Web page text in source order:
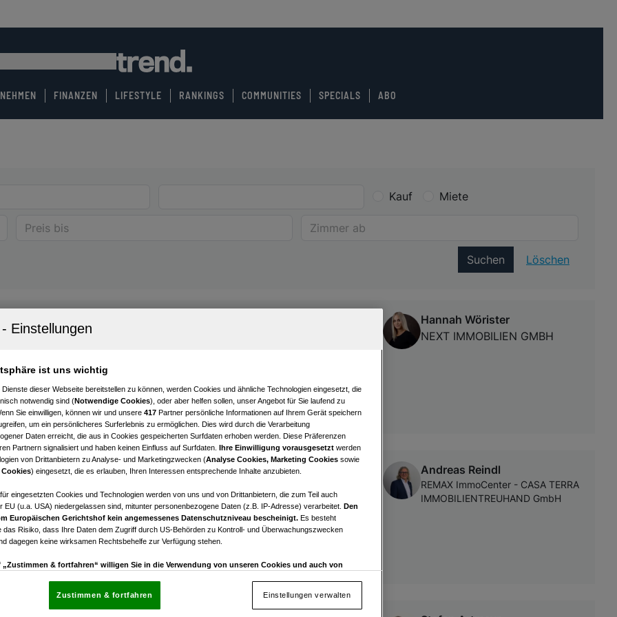
FINANZEN LIFESTYLE RANKINGS COMMUNITIES SPECIALS ABO
Kauf Miete
Suchen Löschen
Baugrundstück mit toller Aussicht für Ihr Eigenheim in
Hannah Wörister
NEXT IMMOBILIEN GMBH
€ 1.021.785,00
Kaufpreis
Andreas Reindl
REMAX ImmoCenter - CASA TERRA
IMMOBILIENTREUHAND GmbH
ist uns wichtig
Dienste dieser Webseite bereitstellen zu können, werden Cookies und ähnliche Technologien eingesetzt, die
notwendig sind (Notwendige Cookies), oder aber helfen sollen, unser Angebot für Sie laufend zu
Sie einwilligen, können wir und unsere 417 Partner persönliche Informationen auf Ihrem Gerät speichern
um ein persönlicheres Surferlebnis zu ermöglichen. Dies wird durch die Verarbeitung
Daten erreicht, die aus in Cookies gespeicherten Surfdaten erhoben werden. Diese Präferenzen
Partnern signalisiert und haben keinen Einfluss auf Surfdaten. Ihre Einwilligung vorausgesetzt werden
von Drittanbietern zu Analyse- und Marketingzwecken (Analyse Cookies, Marketing Cookies sowie
) eingesetzt, die es erlauben, Ihren Interessen entsprechende Inhalte anzubieten.
eingesetzten Cookies und Technologien werden von uns und von Drittanbietern, die zum Teil auch
EU (u.a. USA) niedergelassen sind, mitunter personenbezogene Daten (z.B. IP-Adresse) verarbeitet. Den
Europäischen Gerichtshof kein angemessenes Datenschutzniveau bescheinigt. Es besteht
das Risiko, dass Ihre Daten dem Zugriff durch US-Behörden zu Kontroll- und Überwachungszwecken
dagegen keine wirksamen Rechtsbehelfe zur Verfügung stehen.
„Zustimmen & fortfahren“ willigen Sie in die Verwendung von unseren Cookies und auch von
die sich auf jeder Seite unten im Footer befinden.
Einstellungen verwalten
Zustimmen & fortfahren